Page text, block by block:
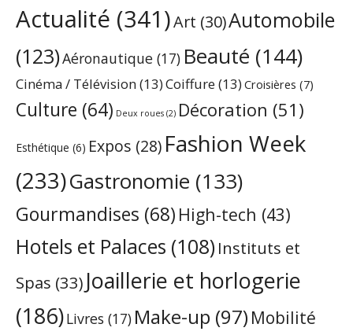
Actualité (341)Art (30)Automobile
(123)Aéronautique (17) Beauté (144)
Cinéma / Télévision(13)Coiffure(13) Croisières (7)
Culture (64) Deux roues (2) Décoration (51)
Esthétique (6) Expos (28) Fashion Week
(233)Gastronomie (133)
Gourmandises (68) High-tech (43)
Hotels et Palaces (108) Instituts et
Spas (33) Joaillerie et horlogerie
(186)Livres (17) Make-up (97) Mobilité